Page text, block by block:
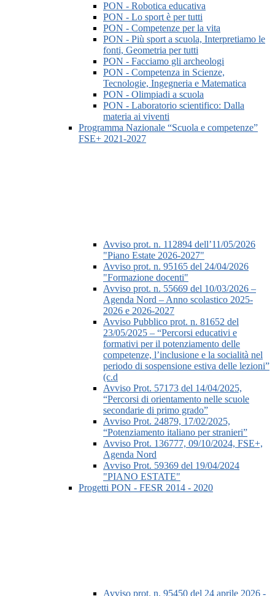
PON - Robotica educativa
PON - Lo sport è per tutti
PON - Competenze per la vita
PON - Più sport a scuola, Interpretiamo le
fonti, Geometria per tutti
PON - Facciamo gli archeologi
PON - Competenza in Scienze,
Tecnologie, Ingegneria e Matematica
PON - Olimpiadi a scuola
PON - Laboratorio scientifico: Dalla
materia ai viventi
Programma Nazionale “Scuola e competenze”
FSE+ 2021-2027
Avviso prot. n. 112894 dell’11/05/2026
"Piano Estate 2026-2027"
Avviso prot. n. 95165 del 24/04/2026
"Formazione docenti"
Avviso prot. n. 55669 del 10/03/2026 –
Agenda Nord – Anno scolastico 2025-
2026 e 2026-2027
Avviso Pubblico prot. n. 81652 del
23/05/2025 – “Percorsi educativi e
formativi per il potenziamento delle
competenze, l’inclusione e la socialità nel
periodo di sospensione estiva delle lezioni”
(c.d
Avviso Prot. 57173 del 14/04/2025,
“Percorsi di orientamento nelle scuole
secondarie di primo grado”
Avviso Prot. 24879, 17/02/2025,
“Potenziamento italiano per stranieri”
Avviso Prot. 136777, 09/10/2024, FSE+,
Agenda Nord
Avviso Prot. 59369 del 19/04/2024
"PIANO ESTATE"
Progetti PON - FESR 2014 - 2020
Avviso prot. n. 95450 del 24 aprile 2026 -